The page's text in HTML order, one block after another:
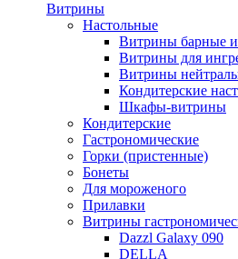
Витрины
Настольные
Витрины барные
Витрины для
Витрины
Кондитерские
Шкафы-витрины
Кондитерские
Гастрономические
Горки (пристенные)
Бонеты
Для мороженого
Прилавки
Витрины
Dazzl Galaxy 090
DELLA